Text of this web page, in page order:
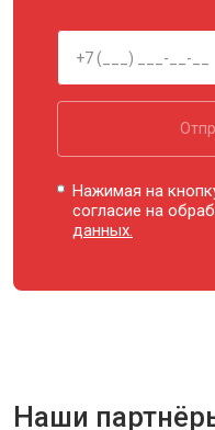
Нажимая на
согласие на
данных.
Наши